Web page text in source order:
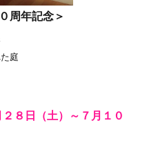
周年記念＞
庭
２８日（土）～７月１０